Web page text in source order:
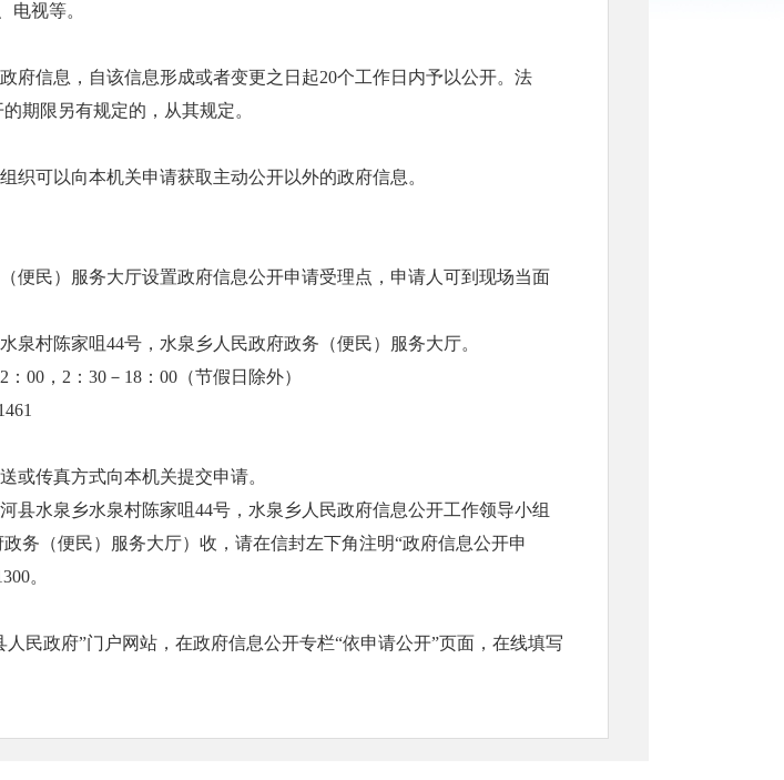
电视等。
府信息，自该信息形成或者变更之日起20个工作日内予以公开。法
期限另有规定的，从其规定。
织可以向本机关申请获取主动公开以外的政府信息。
便民）服务大厅设置政府信息公开申请受理点，申请人可到现场当面
水泉村陈家咀44号， 水泉乡 人民政府政务（便民）服务大厅。
：00，2：30－18：00（节假日除外）
或传真方式向本机关提交申请。
县水泉乡水泉村陈家咀44号 ， 水泉乡 人民政府信息公开工作领导小组
政务（便民）服务大厅）收，请在信封左下角注明“政府信息公开申
。
人民政府”门户网站，在政府信息公开专栏“依申请公开”页面，在线填写
应当填写《广河县政府信息公开申请表》，申请表可在县政府信息公开